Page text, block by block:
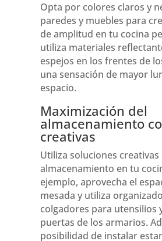
Opta por colores claros y
paredes y muebles para
de amplitud en tu cocina
utiliza materiales
espejos en los frentes de
una sensación de mayor
espacio.
Maximización del
almacenamiento
creativas
Utiliza soluciones
almacenamiento en tu
ejemplo, aprovecha el
mesada y utiliza
colgadores para utensilios
puertas de los armarios.
posibilidad de instalar